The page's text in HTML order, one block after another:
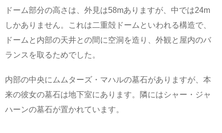
ドーム部分の高さは、外見は58mありますが、中では24m
しかありません。これは二重殻ドームといわれる構造で、
ドームと内部の天井との間に空洞を造り、外観と屋内のバ
ランスを取るためでした。
内部の中央にムムターズ・マハルの墓石がありますが、本
来の彼女の墓石は地下室にあります。隣にはシャー・ジャ
ハーンの墓石が置かれています。